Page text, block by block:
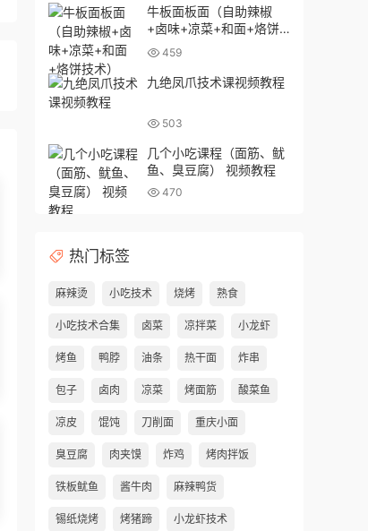
牛板面板面（自助辣椒
+卤味+凉菜+和面+烙饼
技术）
459
九绝凤爪技术课视频教程
503
几个小吃课程（面筋、鱿
鱼、臭豆腐） 视频教程
470
热门标签
麻辣烫 小吃技术 烧烤 熟食
小吃技术合集 卤菜 凉拌菜 小龙虾
烤鱼 鸭脖 油条 热干面 炸串
包子 卤肉 凉菜 烤面筋 酸菜鱼
凉皮 馄饨 刀削面 重庆小面
臭豆腐 肉夹馍 炸鸡 烤肉拌饭
铁板鱿鱼 酱牛肉 麻辣鸭货
锡纸烧烤 烤猪蹄 小龙虾技术